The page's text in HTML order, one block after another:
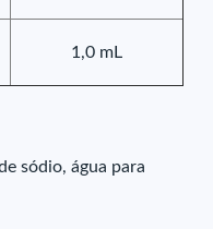
1,0 mL
sódio, água para